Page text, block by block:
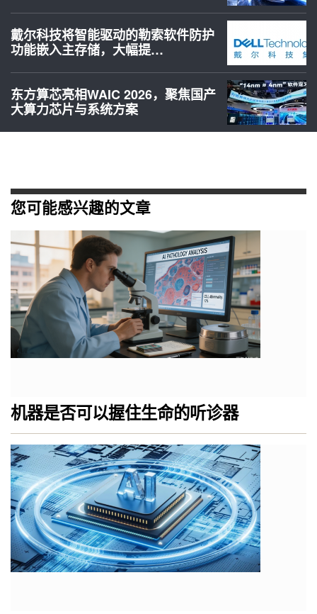
戴尔科技将智能驱动的勒索软件防护
功能嵌入主存储，大幅提…
东方算芯亮相WAIC 2026，聚焦国产
大算力芯片与系统方案
您可能感兴趣的文章
机器是否可以握住生命的听诊器